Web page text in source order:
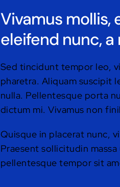
Vivamus mollis,
eleifend nunc,
Sed tincidunt tempor leo,
pharetra. Aliquam suscipit
nulla. Pellentesque porta
dictum mi. Vivamus non
Quisque in placerat nunc,
Praesent sollicitudin
pellentesque tempor sit